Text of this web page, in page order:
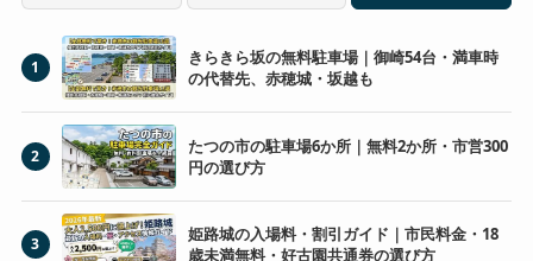
1
きらきら坂の無料駐車場｜御崎54台・満車時
の代替先、赤穂城・坂越も
2
たつの市の駐車場6か所｜無料2か所・市営300
円の選び方
3
姫路城の入場料・割引ガイド｜市民料金・18
歳未満無料・好古園共通券の選び方